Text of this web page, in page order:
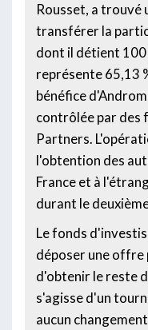
Rousset, a trouvé
transférer la
dont il détient
représente 65,13
bénéfice
contrôlée par des
Partners.
l'obtention des
France et à
durant le
Le fonds
déposer une offre
d'obtenir le reste
s'agisse d'un
aucun